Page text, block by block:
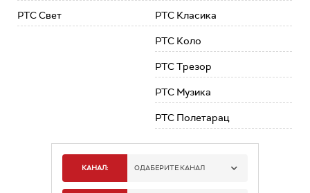
РТС Свет РТС Класика
РТС Коло
РТС Трезор
РТС Музика
РТС Полетарац
КАНАЛ: ОДАБЕРИТЕ КАНАЛ